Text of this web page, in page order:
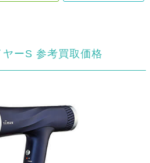
ヤーS 参考買取価格